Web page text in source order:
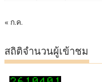
« ก.ค.
สถิติจำนวนผู้เข้าชม